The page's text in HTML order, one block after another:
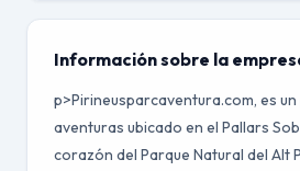
Información sobre la
p>Pirineusparcaventura.com, es
aventuras ubicado en el Pallars
corazón del Parque Natural del Alt